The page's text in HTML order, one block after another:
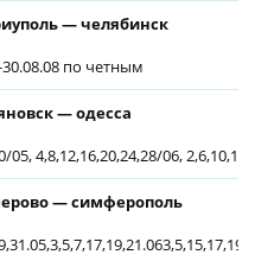
— челябинск
30.08.08 по четным
— одесса
05, 4,8,12,16,20,24,28/06,
— симферополь